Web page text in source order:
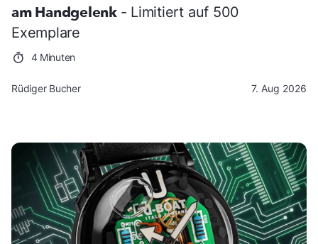
am Handgelenk - Limitiert auf 500
Exemplare
4 Minuten
Rüdiger Bucher 7. Aug 2026